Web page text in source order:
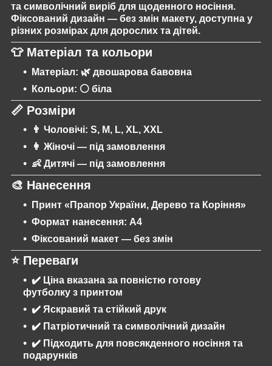
та символічний виріб для щоденного носіння.
Фіксований дизайн — без змін макету, доступна у
різних розмірах для дорослих та дітей.
👕 Матеріал та кольори
Матеріал: 🌿 двошарова бавовна
Кольори: ⚪ біла
📏 Розміри
👨 Чоловічі: S, M, L, XL, XXL
👩 Жіночі — під замовлення
👶 Дитячі — під замовлення
🎨 Нанесення
Принт «Прапор України, Дерево та Коріння»
Формат нанесення: А4
Фіксований макет — без змін
⭐ Переваги
✔️ Ціна вказана за повністю готову
футболку з принтом
✔️ Яскравий та стійкий друк
✔️ Патріотичний та символічний дизайн
✔️ Підходить для повсякденного носіння та
подарунків